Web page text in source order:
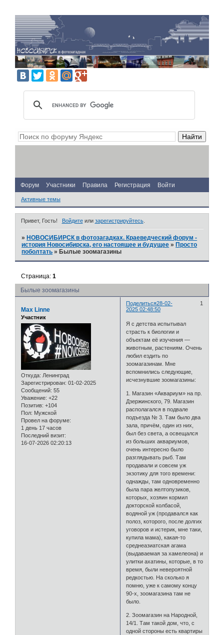
Форум Участники Правила Регистрация Войти
Активные темы
Привет, Гость! Войдитеили зарегистрируйтесь.
» НОВОСИБИРСК в фотозагадках. Краеведческий форум -
история Новосибирска, его настоящее и будущее » Просто
поболтать » Былые зоомагазины
Былые зоомагазины
Страница:1
Поделиться 1
28-02-
2025 02:48:50
Max Linne
Участник
Откуда: Ленинград
Зарегистрирован: 01-02-2025
Сообщений: 55
Уважение: +22
Позитив: +104
Пол: Мужской
Провел на форуме:
1 день 17 часов
Последний визит:
16-07-2026 02:20:13
Я с детства испытывал
страсть к биологии и
объектам её изучения —
животным, растениям. Очень
любил ездить по
зоомагазинам. Мне
вспомнились следующие,
исчезнувшие зоомагазины:
1. Магазин «Аквариум» на пр.
Дзержинского, 79. Магазин
располагался в подвале
подъезда № 3. Там было два
зала, причём, один из них,
был без света, а освещался
из больших аквариумов,
очень интересно было
разглядывать рыб. Там
продавали и совсем уж
экзотику для того времени:
однажды, там одновременно
была пара желтопузиков,
которых, хозяин кормил
докторской колбасой,
водяной уж (продавался как
полоз, которого, после долгих
уговоров и истерик, мне таки,
купила мама), какая-то
среднеазиатская агама
(выдаваемая за хамелеона) и
улитки ахатины, которые, в то
время, были невероятной
редкостью. На сколько я
помню, уже к самому концу
90-х, зоомагазина там не
было.
2. Зоомагазин на Народной,
14/1. Там такой дом, что, с
одной стороны есть квартиры